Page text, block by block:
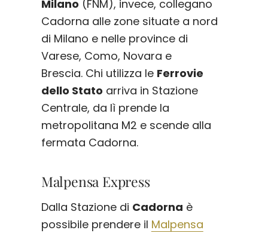
Milano (FNM), invece, collegano
Cadorna alle zone situate a nord
di Milano e nelle province di
Varese, Como, Novara e
Brescia. Chi utilizza le Ferrovie
dello Stato arriva in Stazione
Centrale, da lì prende la
metropolitana M2 e scende alla
fermata Cadorna.
Malpensa Express
Dalla Stazione di Cadorna è
possibile prendere il Malpensa